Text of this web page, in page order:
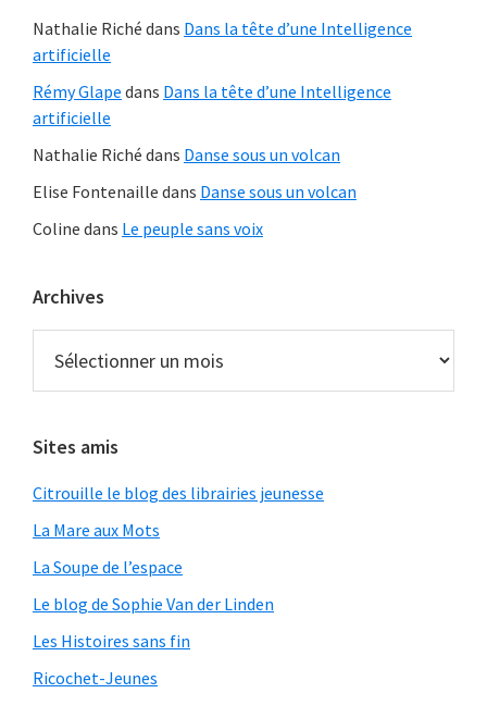
Nathalie Riché dans Dans la tête d’une Intelligence
artificielle
Rémy Glape dans Dans la tête d’une Intelligence
artificielle
Nathalie Riché dans Danse sous un volcan
Elise Fontenaille dans Danse sous un volcan
Coline dans Le peuple sans voix
Archives
Sites amis
Citrouille le blog des librairies jeunesse
La Mare aux Mots
La Soupe de l’espace
Le blog de Sophie Van der Linden
Les Histoires sans fin
Ricochet-Jeunes